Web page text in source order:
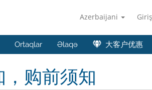
Azerbaijani Giriş
Ortaqlar Əlaqə 大客户优惠
购前须知